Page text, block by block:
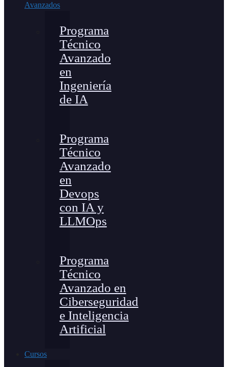
Avanzados
Programa
Técnico
Avanzado
en
Ingeniería
de IA
Programa
Técnico
Avanzado
en
Devops
con IA y
LLMOps
Programa
Técnico
Avanzado en
Ciberseguridad
e Inteligencia
Artificial
Cursos